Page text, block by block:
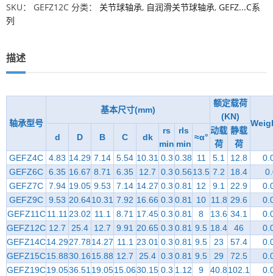
SKU： GEFZ12C 分类： 关节球轴承, 自润滑关节球轴承, GEFZ...C系
列
描述
轴承型号
基本尺寸(mm)
额定载荷
(KN)
d
D B C dk
rs
min
rls
min
≈α°
动载
荷
静载
荷
GEFZ4C 4.83 14.29 7.14 5.54 10.31 0.3 0.38 11 5.1 12.8
GEFZ6C 6.35 16.67 8.71 6.35 12.7 0.3 0.5613.5 7.2 18.4
GEFZ7C 7.94 19.05 9.53 7.14 14.27 0.3 0.81 12 9.1 22.9
GEFZ9C 9.53 20.6410.31 7.92 16.66 0.3 0.81 10 11.8 29.6
GEFZ11C 11.1123.02 11.1 8.71 17.45 0.3 0.81 8 13.6 34.1
GEFZ12C 12.7 25.4 12.7 9.91 20.65 0.3 0.81 9.5 18.4 46
GEFZ14C14.2927.7814.27 11.1 23.01 0.3 0.81 9.5 23 57.4
GEFZ15C15.8830.1615.88 12.7 25.4 0.3 0.81 9.5 29 72.5
GEFZ19C19.0536.5119.0515.0630.15 0.3 1.12 9 40.8102.1